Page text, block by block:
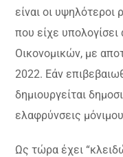
είναι οι
που είχε
Οικονομικών, με
2022. Εάν
δημιουργείται
ελαφρύνσεις
Ως τώρα έχει